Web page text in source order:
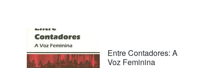
Entre Contadores: A
Voz Feminina